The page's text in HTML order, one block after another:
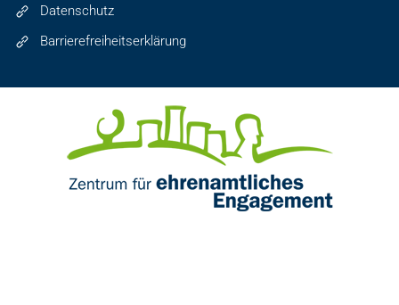
Datenschutz
Barrierefreiheitserklärung